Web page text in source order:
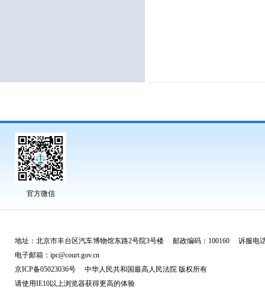
官方微信
地址：北京市丰台区汽车博物馆东路2号院3号楼 邮政编码：100160 诉服电
电子邮箱：ipc@court.gov.cn
京ICP备05023036号 中华人民共和国最高人民法院 版权所有
请使用IE10以上浏览器获得更高的体验